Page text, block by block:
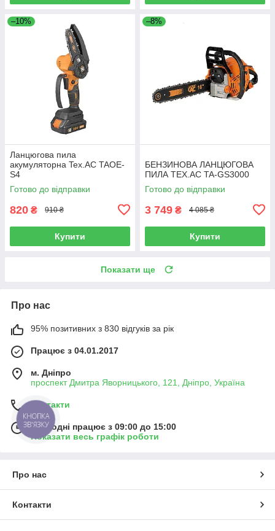
–10%
Ланцюгова пила
акумуляторна Tex.AC TAOE-
S4
Готово до відправки
820 ₴ 910 ₴
Купити
–8%
БЕНЗИНОВА ЛАНЦЮГОВА
ПИЛА TEX.AC TA-GS3000
Готово до відправки
3 749 ₴ 4 085 ₴
Купити
Показати ще
Про нас
95% позитивних з 830 відгуків за рік
Працює з 04.01.2017
м. Дніпро
проспект Дмитра Яворницького, 121, Дніпро, Україна
Контакти
Сьогодні працює з 09:00 до 15:00
Показати весь графік роботи
Про нас
Контакти
КНОПКА
ЗВ'ЯЗКУ